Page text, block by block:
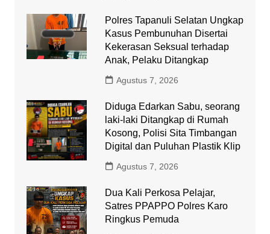
Polres Tapanuli Selatan Ungkap
Kasus Pembunuhan Disertai
Kekerasan Seksual terhadap
Anak, Pelaku Ditangkap
Agustus 7, 2026
Diduga Edarkan Sabu, seorang
laki-laki Ditangkap di Rumah
Kosong, Polisi Sita Timbangan
Digital dan Puluhan Plastik Klip
Agustus 7, 2026
Dua Kali Perkosa Pelajar,
Satres PPAPPO Polres Karo
Ringkus Pemuda